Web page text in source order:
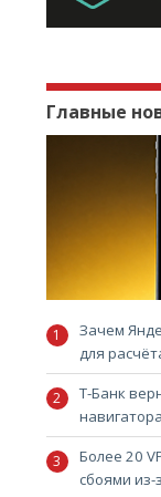
Главные
Зачем
для
Т-Банк
Более 20
сбоями из-